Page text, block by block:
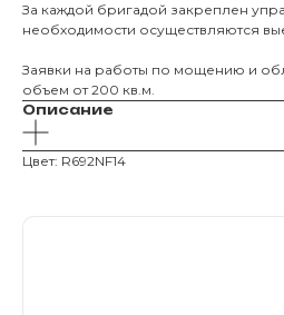
За каждой бригадой закреплен
необходимости осуществляются
Заявки на работы по мощению и
объем от 200 кв.м.
Описание
Цвет: R692NF14
Магазин тротуарной плитки и